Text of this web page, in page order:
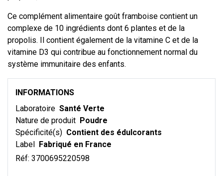
Ce complément alimentaire goût framboise contient un
complexe de 10 ingrédients dont 6 plantes et de la
propolis. Il contient également de la vitamine C et de la
vitamine D3 qui contribue au fonctionnement normal du
système immunitaire des enfants.
INFORMATIONS
Laboratoire Santé Verte
Nature de produit Poudre
Spécificité(s) Contient des édulcorants
Label Fabriqué en France
Réf: 3700695220598